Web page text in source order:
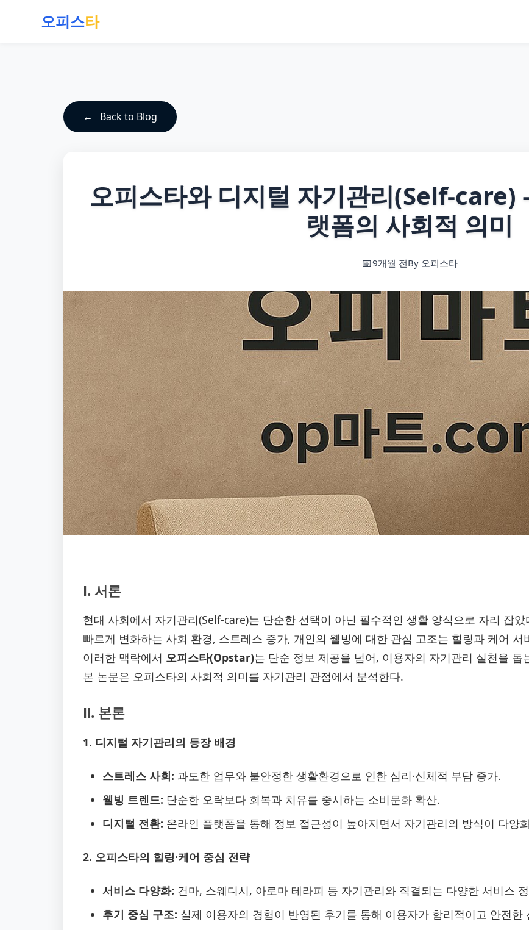
오피스타
Back to Blog
오피스타와 디지털 자기관리(Self-care)
랫폼의 사회적 의미
9개월 전By 오피스타
Ⅰ. 서론
현대 사회에서 자기관리(Self-care)는 단순한 선택이 아닌 필수적인 생활 양식으로 자리 잡았
빠르게 변화하는 사회 환경, 스트레스 증가, 개인의 웰빙에 대한 관심 고조는 힐링과 케어
이러한 맥락에서 오피스타(Opstar)는 단순 정보 제공을 넘어, 이용자의 자기관리 실천을 돕
본 논문은 오피스타의 사회적 의미를 자기관리 관점에서 분석한다.
Ⅱ. 본론
1. 디지털 자기관리의 등장 배경
스트레스 사회: 과도한 업무와 불안정한 생활환경으로 인한 심리·신체적 부담 증가.
웰빙 트렌드: 단순한 오락보다 회복과 치유를 중시하는 소비문화 확산.
디지털 전환: 온라인 플랫폼을 통해 정보 접근성이 높아지면서 자기관리의 방식이 다양
2. 오피스타의 힐링·케어 중심 전략
서비스 다양화: 건마, 스웨디시, 아로마 테라피 등 자기관리와 직결되는 다양한 서비스
후기 중심 구조: 실제 이용자의 경험이 반영된 후기를 통해 이용자가 합리적이고 안전한